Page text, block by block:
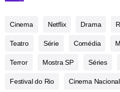
Cinema Netflix Drama
Teatro Série Comédia
Terror Mostra SP Séries
Festival do Rio Cinema Nacional